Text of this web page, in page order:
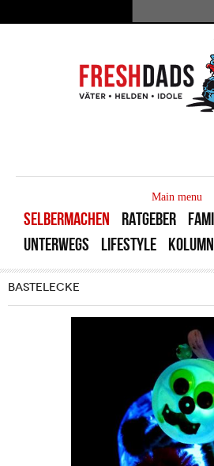
Main menu
SELBERMACHEN RATGEBER
UNTERWEGS
LIFESTYLE
BASTELECKE